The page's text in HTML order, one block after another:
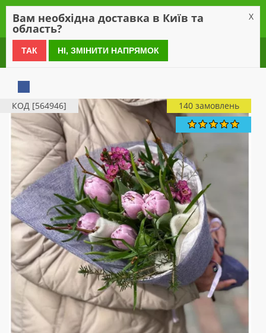
0 800 21 54 55
КОД [564946] 140 замовлень
Вам необхідна доставка в Київ та
область?
X
ТАК НІ, ЗМІНИТИ НАПРЯМОК